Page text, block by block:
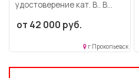
удостоверение кат. B.. В
должностной...
от 42 000 руб.
г Прокопьевск